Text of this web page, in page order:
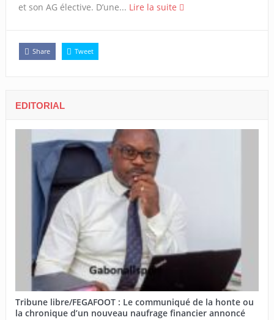
et son AG élective. D’une... Lire la suite
Share Tweet
EDITORIAL
Tribune libre/FEGAFOOT : Le communiqué de la honte ou
la chronique d’un nouveau naufrage financier annoncé